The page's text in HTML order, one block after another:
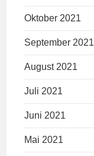
Oktober 2021
September 2021
August 2021
Juli 2021
Juni 2021
Mai 2021